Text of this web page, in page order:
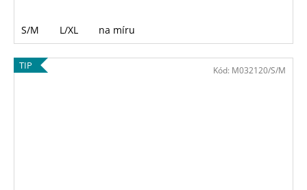
S/M L/XL na míru
TIP Kód: M032120/S/M